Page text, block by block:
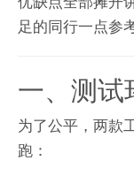
足的同行一点参考
一、测试
为了公平，两款
跑：